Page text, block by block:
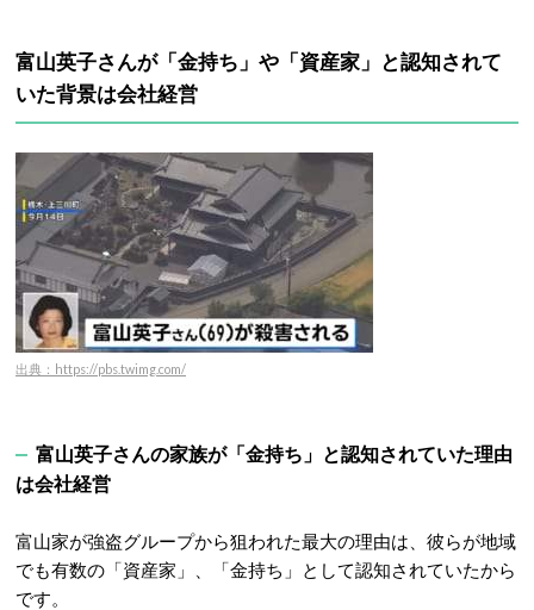
富山英子さんが「金持ち」や「資産家」と認知されて
いた背景は会社経営
出典：https://pbs.twimg.com/
富山英子さんの家族が「金持ち」と認知されていた理由
は会社経営
富山家が強盗グループから狙われた最大の理由は、彼らが地域
でも有数の「資産家」、「金持ち」として認知されていたから
です。